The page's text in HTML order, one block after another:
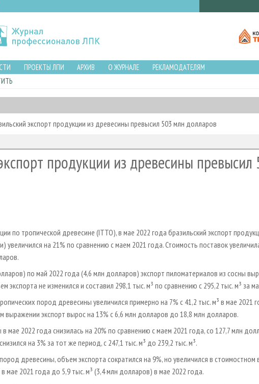
ПРОЕКТЫ ЛПИ АРХИВ О ЖУРНАЛЕ
РЕКЛАМОДАТЕЛЯМ
экспорт продукции из древесины превысил 503 млн долларов
продукции из древесины превысил
по тропической древесине (ITTO), в мае 2022 года бразильский экспорт
увеличился на 21% по сравнению с маем 2021 года. Стоимость поставок
по май 2022 года (4,6 млн долларов) экспорт пиломатериалов из сосны
не изменился и составил 298,1 тыс. м³ по сравнению с 295,2 тыс. м³ за
пород древесины увеличился примерно на 7% с 41,2 тыс. м³ в мае 2021
выражении экспорт вырос на 13% с 6,6 млн долларов до 18,8 млн долларов.
мае 2022 года снизилась на 20% по сравнению с маем 2021 года, со 127,7 млн
на 3% за тот же период, с 247,1 тыс. м³ до 239,2 тыс. м³.
древесины, объем экспорта сократился на 9%, но увеличился в
мае 2021 года до 5,9 тыс. м³ (3,4 млн долларов) в мае 2022 года.